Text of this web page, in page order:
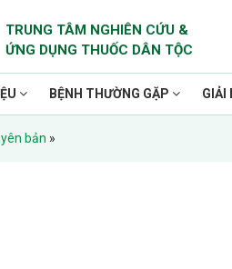
TRUNG TÂM NGHIÊN CỨU &
ỨNG DỤNG THUỐC DÂN TỘC
BỆNH THƯỜNG GẶP GIẢI
bản »